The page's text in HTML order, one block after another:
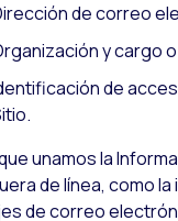
de correo
y cargo
de
unamos la
de línea, como
de correo